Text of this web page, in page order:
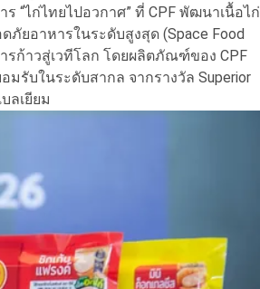
“ไก่ไทยไปอวกาศ” ที่ CPF พัฒนาเนื้อไก่
ยอาหารในระดับสูงสุด (Space Food
รก้าวสู่เวทีโลก โดยผลิตภัณฑ์ของ CPF
มรับในระดับสากล จากรางวัล Superior
ลเยียม